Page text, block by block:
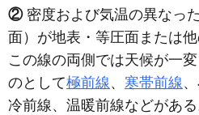
②密度および気温の異なっ
面）が地表・等圧面または
この線の両側では天候が一
のとして極前線、 寒帯前線
冷前線、温暖前線などがある